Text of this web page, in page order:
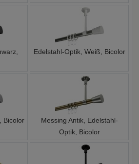
Edelstahl-Optik, Weiß, Bicolor
Bicolor
Messing Antik, Edelstahl-
Optik, Bicolor